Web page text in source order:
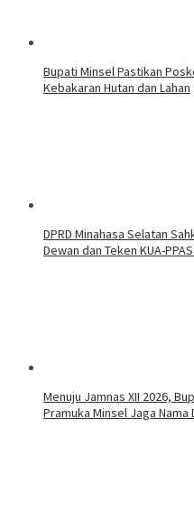
Bupati Minsel Pastikan
Kebakaran Hutan dan Lahan
DPRD Minahasa Selatan
Dewan dan Teken KUA-
Menuju Jamnas XII 2026,
Pramuka Minsel Jaga Nama